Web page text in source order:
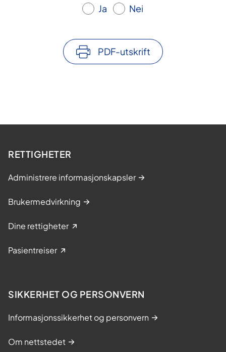
Ja Nei
PDF-utskrift
RETTIGHETER
Administrere informasjonskapsler
Brukermedvirkning
Dine rettigheter
Pasientreiser
SIKKERHET OG PERSONVERN
Informasjonssikkerhet og personvern
Om nettstedet